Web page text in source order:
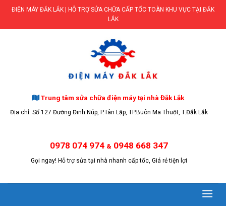
Skip
content
ĐIỆN MÁY ĐẮK LẮK | HỖ TRỢ SỬA CHỮA CẤP TỐC TOÀN KHU VỰC TẠI ĐẮK
LẮK
Trung tâm sửa chữa điện máy tại nhà Đắk Lắk
Địa chỉ: Số 127 Đường Đinh Núp, P.Tân Lập, TP.Buôn Ma Thuột, T.Đắk Lắk
0978 074 974 & 0948 668 347
Gọi ngay! Hỗ trợ sửa tại nhà nhanh cấp tốc, Giá rẻ tiện lợi